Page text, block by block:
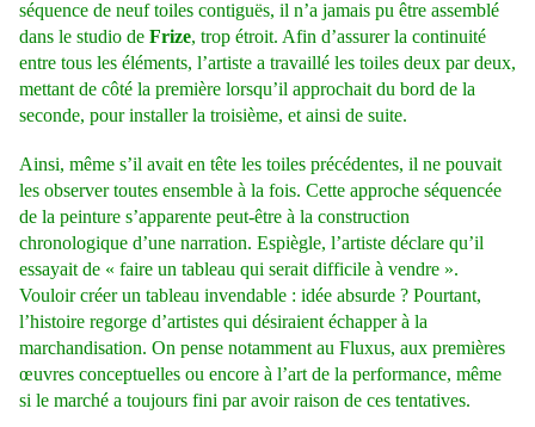
séquence de neuf toiles contiguës, il n’a jamais pu être assemblé
dans le studio de Frize, trop étroit. Afin d’assurer la continuité
entre tous les éléments, l’artiste a travaillé les toiles deux par deux,
mettant de côté la première lorsqu’il approchait du bord de la
seconde, pour installer la troisième, et ainsi de suite.
Ainsi, même s’il avait en tête les toiles précédentes, il ne pouvait
les observer toutes ensemble à la fois. Cette approche séquencée
de la peinture s’apparente peut-être à la construction
chronologique d’une narration. Espiègle, l’artiste déclare qu’il
essayait de « faire un tableau qui serait difficile à vendre ».
Vouloir créer un tableau invendable : idée absurde ? Pourtant,
l’histoire regorge d’artistes qui désiraient échapper à la
marchandisation. On pense notamment au Fluxus, aux premières
œuvres conceptuelles ou encore à l’art de la performance, même
si le marché a toujours fini par avoir raison de ces tentatives.